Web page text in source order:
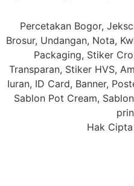
Percetakan Bogor,
Brosur, Undangan, Nota,
Packaging, Stiker
Transparan, Stiker HVS,
Iuran, ID Card, Banner,
Sablon Pot Cream,
Hak